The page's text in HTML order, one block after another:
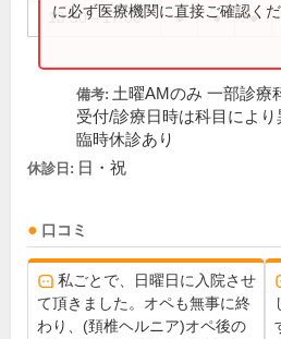
13:30～17:00 ● ● ●
に必ず医療機関に直接ご確認くだ
備考: 土曜AMのみ 一部診療
受付/診療日時は科目により
臨時休診あり
休診日: 日・祝
口コミ
私ごとで、日曜日に入院させ
て頂きました。オペも無事に終
わり、(頚椎ヘルニア)オペ後の